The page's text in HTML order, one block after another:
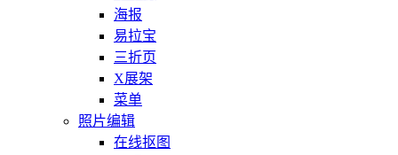
海报
易拉宝
三折页
X展架
菜单
照片编辑
在线抠图